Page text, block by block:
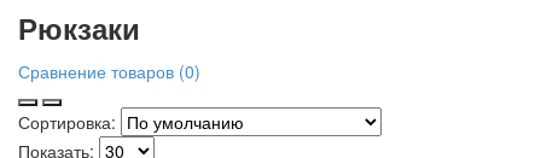
Рюкзаки
Сравнение товаров (0)
Сортировка:
Показать: